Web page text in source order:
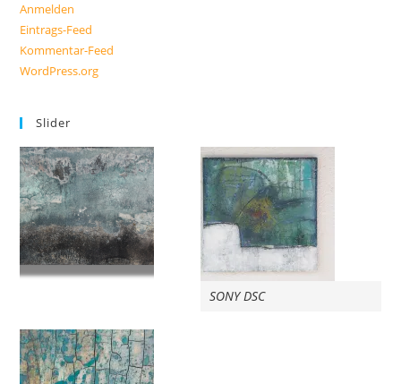
Anmelden
Eintrags-Feed
Kommentar-Feed
WordPress.org
Slider
SONY DSC